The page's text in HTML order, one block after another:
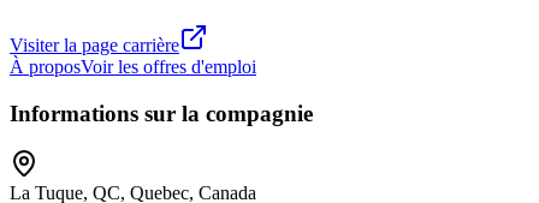
Visiter la page carrière
À proposVoir les offres d'emploi
Informations sur la compagnie
La Tuque, QC, Quebec, Canada